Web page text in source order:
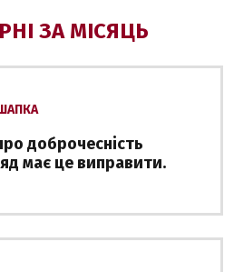
ЗА МІСЯЦЬ
доброчесність
має це виправити.